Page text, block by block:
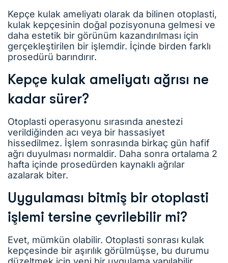
Kepçe kulak ameliyatı olarak da bilinen otoplasti,
kulak kepçesinin doğal pozisyonuna gelmesi ve
daha estetik bir görünüm kazandırılması için
gerçekleştirilen bir işlemdir. İçinde birden farklı
prosedürü barındırır.
Kepçe kulak ameliyatı ağrısı ne
kadar sürer?
Otoplasti operasyonu sırasında anestezi
verildiğinden acı veya bir hassasiyet
hissedilmez. İşlem sonrasında birkaç gün hafif
ağrı duyulması normaldir. Daha sonra ortalama 2
hafta içinde prosedürden kaynaklı ağrılar
azalarak biter.
Uygulaması bitmiş bir otoplasti
işlemi tersine çevrilebilir mi?
Evet, mümkün olabilir. Otoplasti sonrası kulak
kepçesinde bir aşırılık görülmüşse, bu durumu